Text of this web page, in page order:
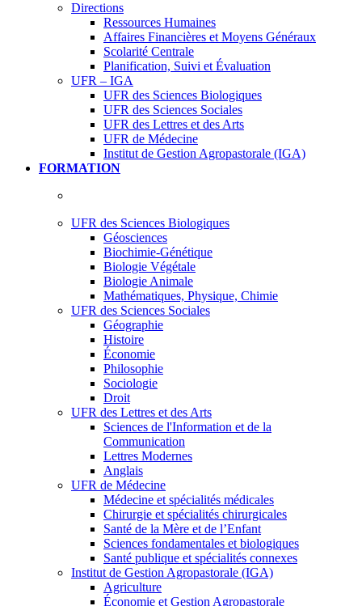
Directions
Ressources Humaines
Affaires Financières et Moyens Généraux
Scolarité Centrale
Planification, Suivi et Évaluation
UFR – IGA
UFR des Sciences Biologiques
UFR des Sciences Sociales
UFR des Lettres et des Arts
UFR de Médecine
Institut de Gestion Agropastorale (IGA)
FORMATION
UFR des Sciences Biologiques
Géosciences
Biochimie-Génétique
Biologie Végétale
Biologie Animale
Mathématiques, Physique, Chimie
UFR des Sciences Sociales
Géographie
Histoire
Économie
Philosophie
Sociologie
Droit
UFR des Lettres et des Arts
Sciences de l'Information et de la
Communication
Lettres Modernes
Anglais
UFR de Médecine
Médecine et spécialités médicales
Chirurgie et spécialités chirurgicales
Santé de la Mère et de l’Enfant
Sciences fondamentales et biologiques
Santé publique et spécialités connexes
Institut de Gestion Agropastorale (IGA)
Agriculture
Économie et Gestion Agropastorale